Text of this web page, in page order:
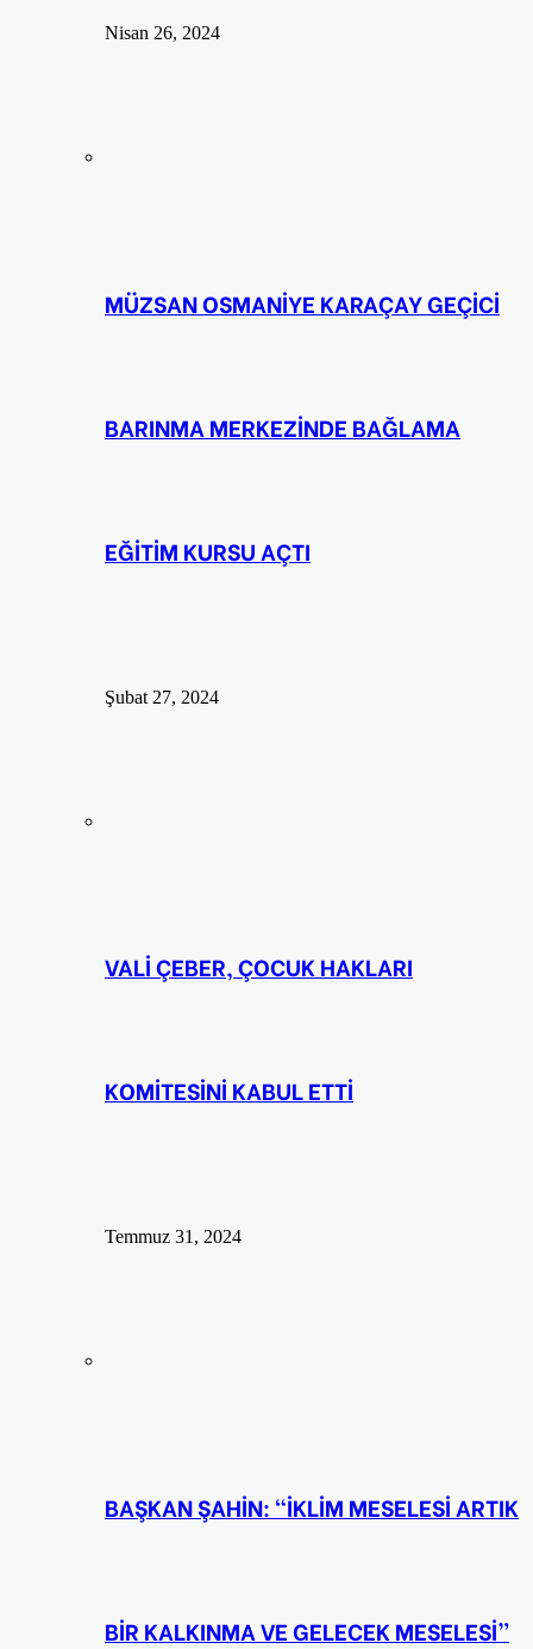
Nisan 26, 2024
MÜZSAN OSMANİYE KARAÇAY GEÇİCİ
BARINMA MERKEZİNDE BAĞLAMA
EĞİTİM KURSU AÇTI
Şubat 27, 2024
VALİ ÇEBER, ÇOCUK HAKLARI
KOMİTESİNİ KABUL ETTİ
Temmuz 31, 2024
BAŞKAN ŞAHİN: “İKLİM MESELESİ ARTIK
BİR KALKINMA VE GELECEK MESELESİ”